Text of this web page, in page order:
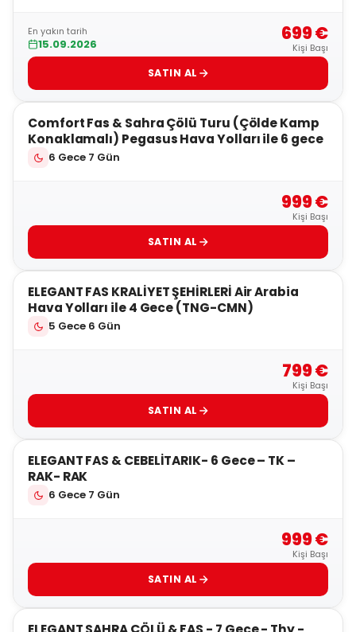
En yakın tarih
15.09.2026 699 €
Kişi Başı
SATIN AL
4
Comfort Fas & Sahra Çölü Turu (Çölde Kamp
Konaklamalı) Pegasus Hava Yolları ile 6 gece
6 Gece 7 Gün
999 €
Kişi Başı
SATIN AL
5
ELEGANT FAS KRALİYET ŞEHİRLERİ Air Arabia
Hava Yolları ile 4 Gece (TNG-CMN)
5 Gece 6 Gün
799 €
Kişi Başı
SATIN AL
5
ELEGANT FAS & CEBELİTARIK- 6 Gece – TK –
RAK- RAK
6 Gece 7 Gün
999 €
Kişi Başı
SATIN AL
5